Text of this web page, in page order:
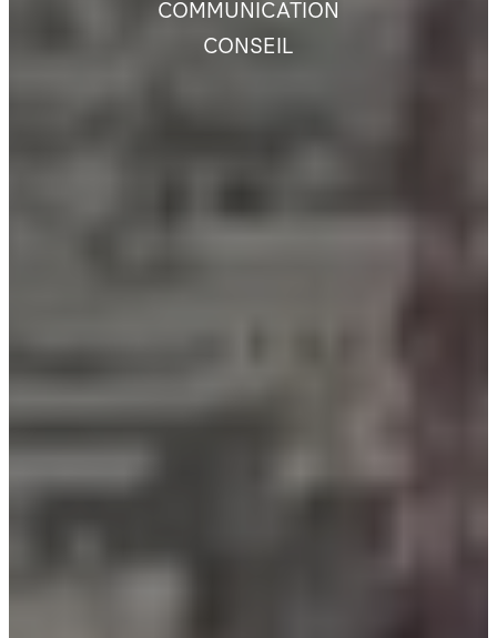
COMMUNICATION
CONSEIL